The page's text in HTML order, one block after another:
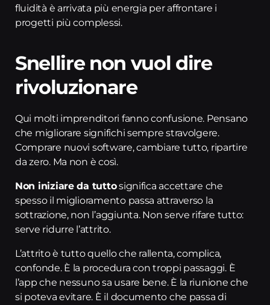
fluidità è arrivata più energia per affrontare i
progetti più complessi.
Snellire non vuol dire
rivoluzionare
Qui molti imprenditori fanno confusione. Pensano
che migliorare significhi sempre stravolgere.
Comprare nuovi software, cambiare tutto, ripartire
da zero. Ma non è così.
Non iniziare da tuttosignifica accettare che
spesso il miglioramento passa attraverso la
sottrazione, non l’aggiunta. Non serve rifare tutto:
serve ridurre l’attrito.
L’attrito è tutto quello che rallenta, complica,
confonde. È la procedura con troppi passaggi. È
l’app che nessuno sa usare bene. È la riunione che
si poteva evitare. È il documento che passa di